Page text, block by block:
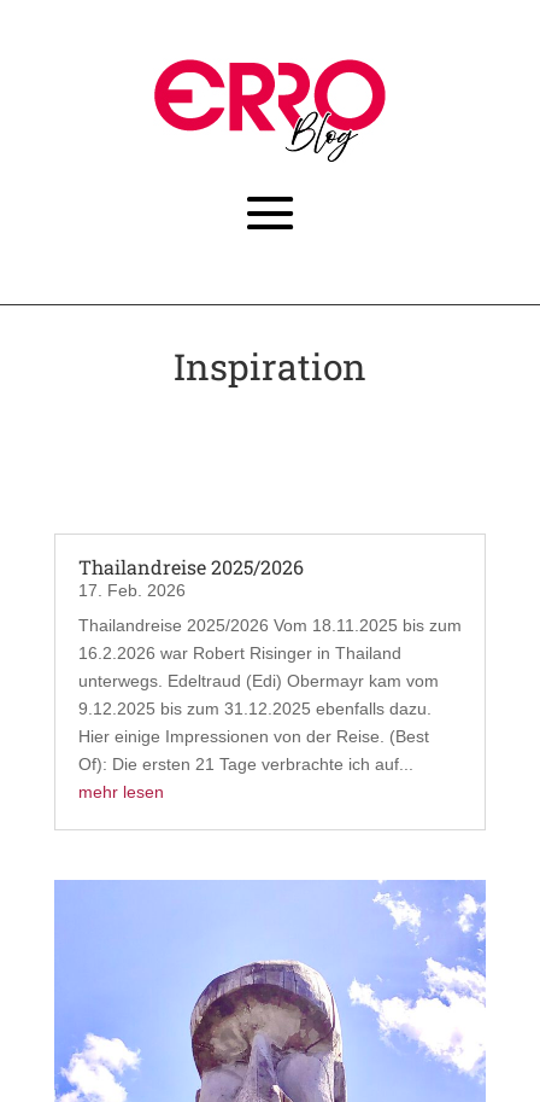
Inspiration
Thailandreise 2025/2026
17. Feb. 2026
Thailandreise 2025/2026 Vom 18.11.2025 bis zum
16.2.2026 war Robert Risinger in Thailand
unterwegs. Edeltraud (Edi) Obermayr kam vom
9.12.2025 bis zum 31.12.2025 ebenfalls dazu.
Hier einige Impressionen von der Reise. (Best
Of): Die ersten 21 Tage verbrachte ich auf...
mehr lesen